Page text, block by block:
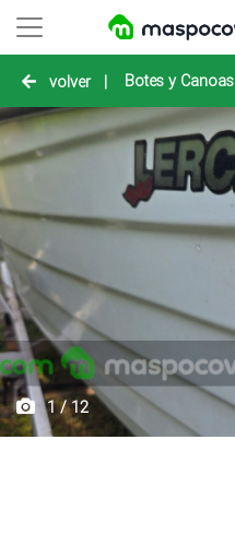
volver | Botes y Canoas
1 / 12